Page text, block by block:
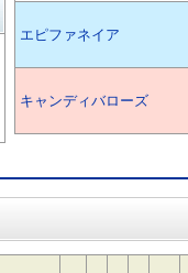
エピファネイア
キャンディバローズ